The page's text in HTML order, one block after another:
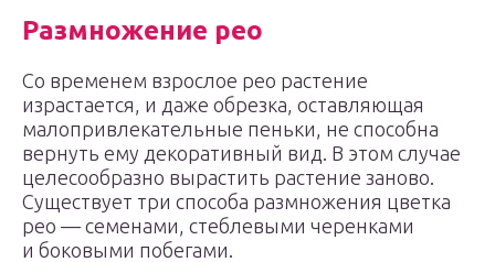
Размножение рео
Со временем взрослое рео растение
израстается, и даже обрезка, оставляющая
малопривлекательные пеньки, не способна
вернуть ему декоративный вид. В этом случае
целесообразно вырастить растение заново.
Существует три способа размножения цветка
рео — семенами, стеблевыми черенками
и боковыми побегами.